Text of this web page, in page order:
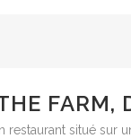
FARM,
restaurant situé sur